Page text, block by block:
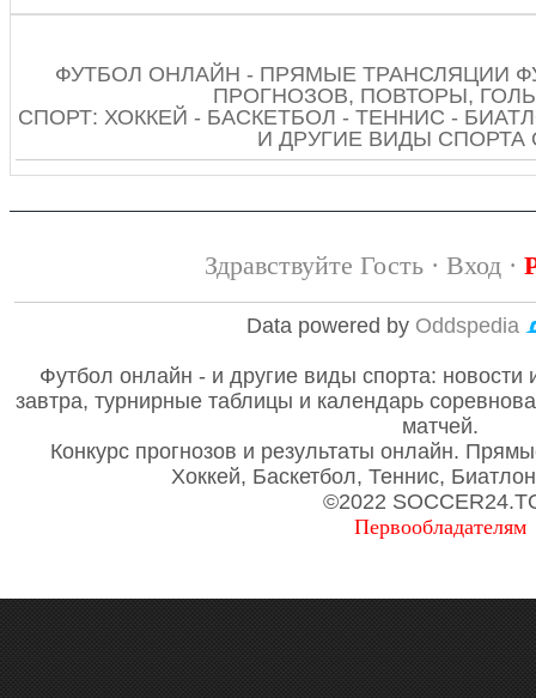
ФУТБОЛ ОНЛАЙН - ПРЯМЫЕ ТРАНСЛЯЦИИ
ПРОГНОЗОВ, ПОВТОРЫ,
СПОРТ: ХОККЕЙ - БАСКЕТБОЛ - ТЕННИС -
И ДРУГИЕ ВИДЫ СПОРТА
Здравствуйте Гость · Вход·
Data powered by Oddspedia
Футбол онлайн - и другие виды спорта: новости
завтра, турнирные таблицы и календарь
матчей.
Конкурс прогнозов и результаты онлайн.
Хоккей, Баскетбол, Теннис,
©2022
Первообладателям